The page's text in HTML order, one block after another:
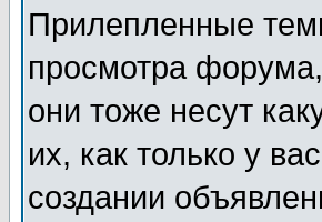
Прилепленные
просмотра
они тоже несут
их, как только у
создании